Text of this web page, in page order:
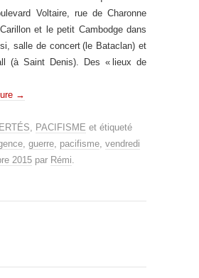
Voltaire, rue de Charonne
et le petit Cambodge dans
salle de concert (le Bataclan) et
(à Saint Denis). Des « lieux de
→
PACIFISME et étiqueté
guerre pacifisme vendredi
2015 par Rémi